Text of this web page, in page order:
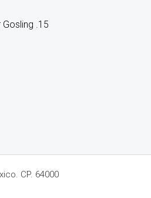
.15
CP. 64000